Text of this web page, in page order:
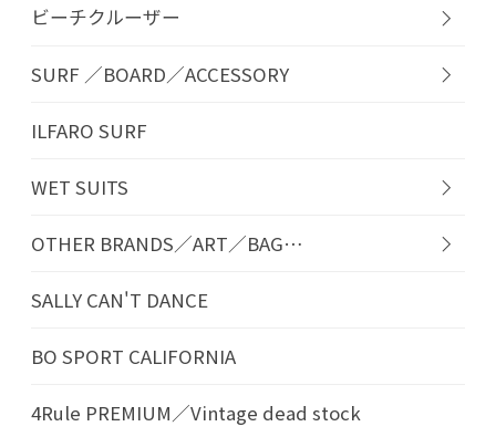
ビーチクルーザー
SURF ／BOARD／ACCESSORY
ILFARO SURF
WET SUITS
OTHER BRANDS／ART／BAG…
SALLY CAN'T DANCE
BO SPORT CALIFORNIA
4Rule PREMIUM／Vintage dead stock